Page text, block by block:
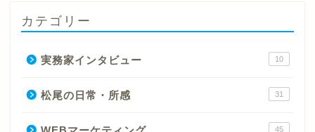
カテゴリー
実務家インタビュー 10
松尾の日常・所感 31
45